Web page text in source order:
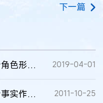
下一篇
从《都挺好》表情包看角色形象版权保护 2019-04-01
从《沂蒙六姐妹》案看事实作品版权保护 2011-10-25